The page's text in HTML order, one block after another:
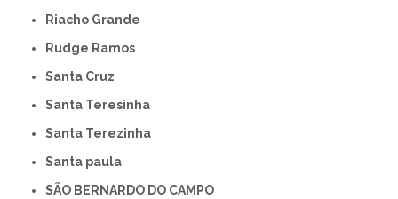
Riacho Grande
Rudge Ramos
Santa Cruz
Santa Teresinha
Santa Terezinha
Santa paula
SÃO BERNARDO DO CAMPO